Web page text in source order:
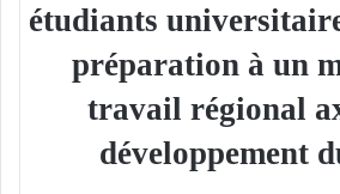
étudiants
préparation à un
travail régional
développement